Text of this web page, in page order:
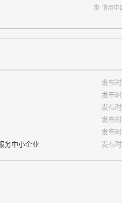
信用中
发布
发布
发布
发布
发布
务中小企业
发布